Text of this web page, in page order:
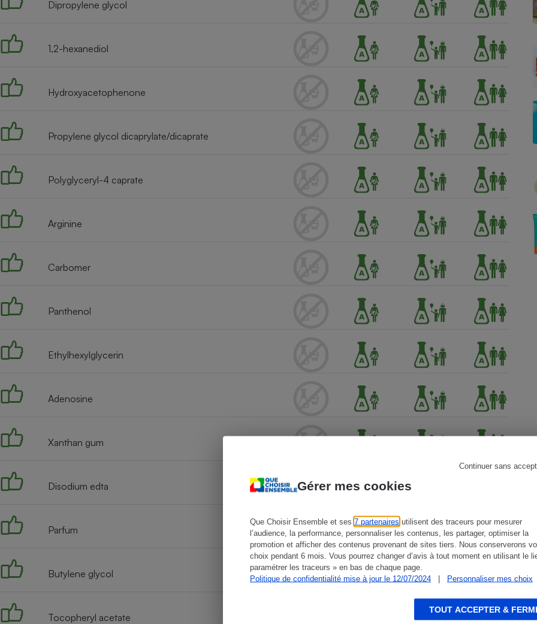
Gérer mes cookies
Que Choisir Ensemble et ses 7 partenaires utilisent des traceurs pour mesurer
l’audience, la performance, personnaliser les contenus, les partager, optimiser la
promotion et afficher des contenus provenant de sites tiers. Nous conserverons
choix pendant 6 mois. Vous pourrez changer d’avis à tout moment en utilisant le
paramétrer les traceurs » en bas de chaque page.
Politique de confidentialité mise à jour le 12/07/2024
| Personnaliser mes choix
Continuer sans
TOUT ACCEPTER &
Dipropylene glycol
1,2-hexanediol
Hydroxyacetophenone
Propylene glycol dicaprylate/dicaprate
Polyglyceryl-4 caprate
Arginine
Carbomer
Panthenol
Ethylhexylglycerin
Adenosine
Xanthan gum
Disodium edta
Parfum
Butylene glycol
Tocopheryl acetate
Four encastrable
Aspirateur
Réfrigérateur
Appareil photo
numérique
Électricité - Gaz
Ventilateur
Lessive